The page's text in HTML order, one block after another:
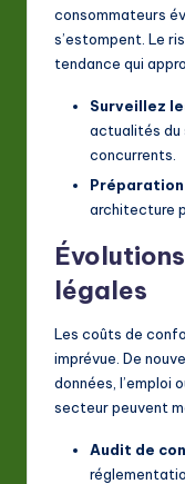
consommateurs
s’estompent. Le
tendance qui
Surveillez
actualités du
concurrents.
architecture
légales
Les coûts de
imprévue. De
données, l’emploi
secteur peuvent
Audit de